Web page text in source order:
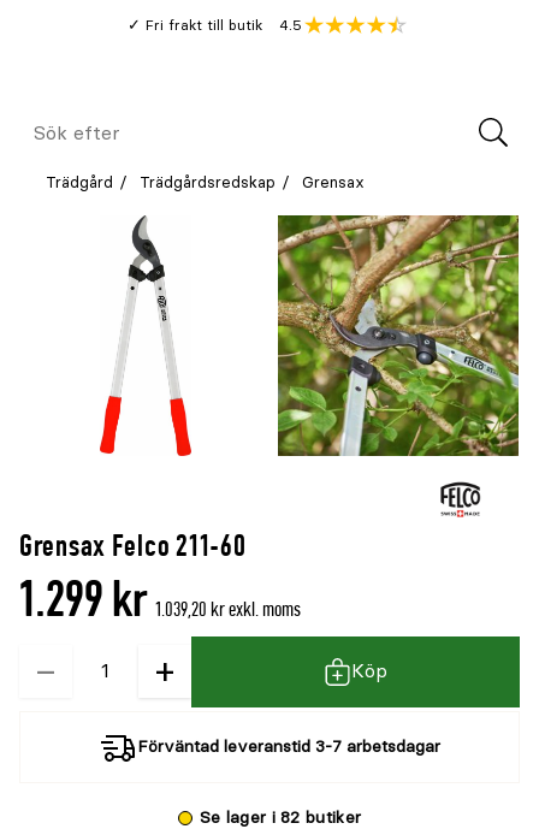
Fri frakt till butik
Genomsnitt
4.5
Meny
Sök
Trädgård Trädgårdsredskap Grensax
Grensax Felco 211-60
1.299 kr 1.039,20 kr exkl. moms
−
Kvantitet + Köp
Förväntad leveranstid 3-7 arbetsdagar
Se lager i 82 butiker